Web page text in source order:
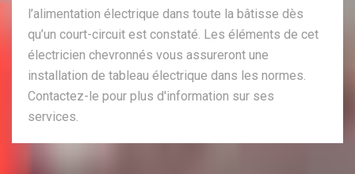
l’alimentation électrique dans toute la bâtisse dès
qu’un court-circuit est constaté. Les éléments de cet
électricien chevronnés vous assureront une
installation de tableau électrique dans les normes.
Contactez-le pour plus d'information sur ses
services.